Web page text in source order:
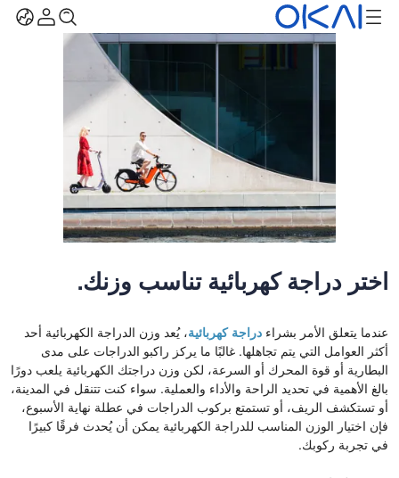
اختر دراجة كهربائية تناسب وزنك.
عندما يتعلق الأمر بشراء دراجة كهربائية، يُعد وزن الدراجة الكهربائية أحد
أكثر العوامل التي يتم تجاهلها. غالبًا ما يركز راكبو الدراجات على مدى
البطارية أو قوة المحرك أو السرعة، لكن وزن دراجتك الكهربائية يلعب دورًا
بالغ الأهمية في تحديد الراحة والأداء والعملية. سواء كنت تتنقل في المدينة،
أو تستكشف الريف، أو تستمتع بركوب الدراجات في عطلة نهاية الأسبوع،
فإن اختيار الوزن المناسب للدراجة الكهربائية يمكن أن يُحدث فرقًا كبيرًا
في تجربة ركوبك.